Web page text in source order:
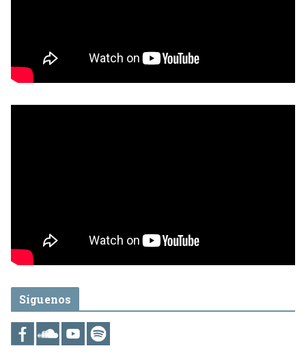
Síguenos